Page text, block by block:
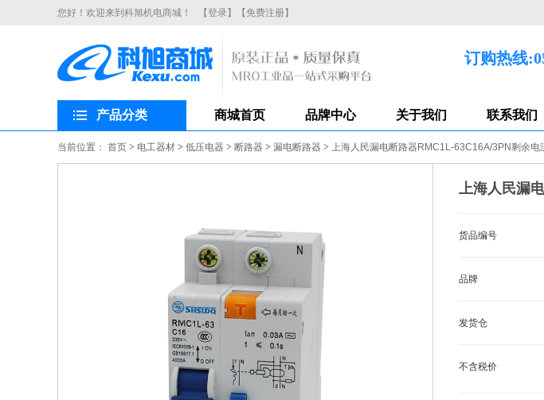
您好！欢迎来到科旭机电商城！ 【登录】 【免费注册】
订购热线
产品分类 商城首页 品牌中心 关于我们 联系我们
当前位置： 首页 > 电工器材 > 低压电器 > 断路器 > 漏电断路器 > 上海人民漏电断路器RMC1L-63C16A/3PN剩余电
上海人民漏
货品编号
品牌
发货仓
不含税价